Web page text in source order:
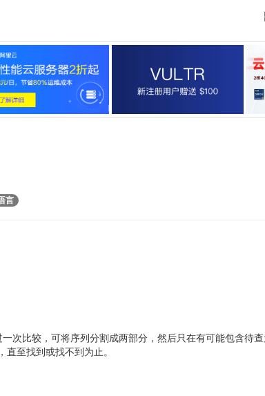
言
次比较，可将序列分割成两部分，然后只在有可能包含待
至找到或找不到为止。